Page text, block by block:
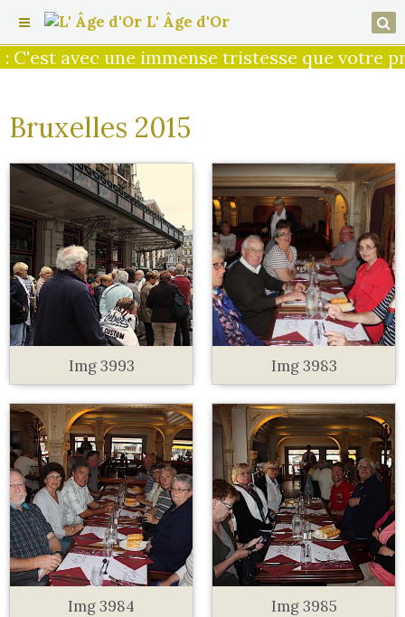
avec une immense tristesse que votre
L' Âge d'Or
Bruxelles 2015
Img 3993 Img 3983
Img 3984 Img 3985